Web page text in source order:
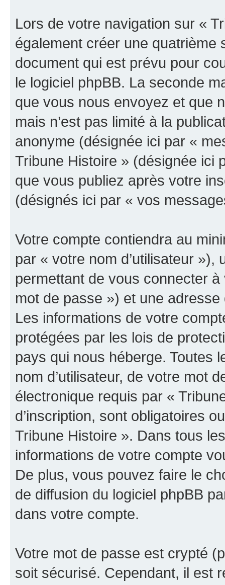
Lors de votre navigation sur «
également créer une
document qui est prévu pour
le logiciel phpBB. La seconde
que vous nous envoyez et que
mais n’est pas limité à la
anonyme (désignée ici par «
Tribune Histoire » (désignée ici
que vous publiez après votre
(désignés ici par « vos
Votre compte contiendra au
par « votre nom d’utilisateur
permettant de vous connecter
mot de passe ») et une
Les informations de votre
protégées par les lois de
pays qui nous héberge. Toutes
nom d’utilisateur, de votre mot
électronique requis par «
d’inscription, sont obligatoires
Tribune Histoire ». Dans tous
informations de votre compte
De plus, vous pouvez faire le
de diffusion du logiciel phpBB
dans votre compte.
Votre mot de passe est crypté
soit sécurisé. Cependant, il est